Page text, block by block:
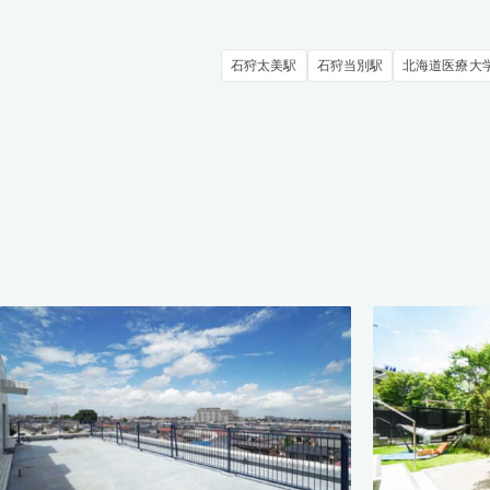
石狩太美駅 石狩当別駅 北海道医療大